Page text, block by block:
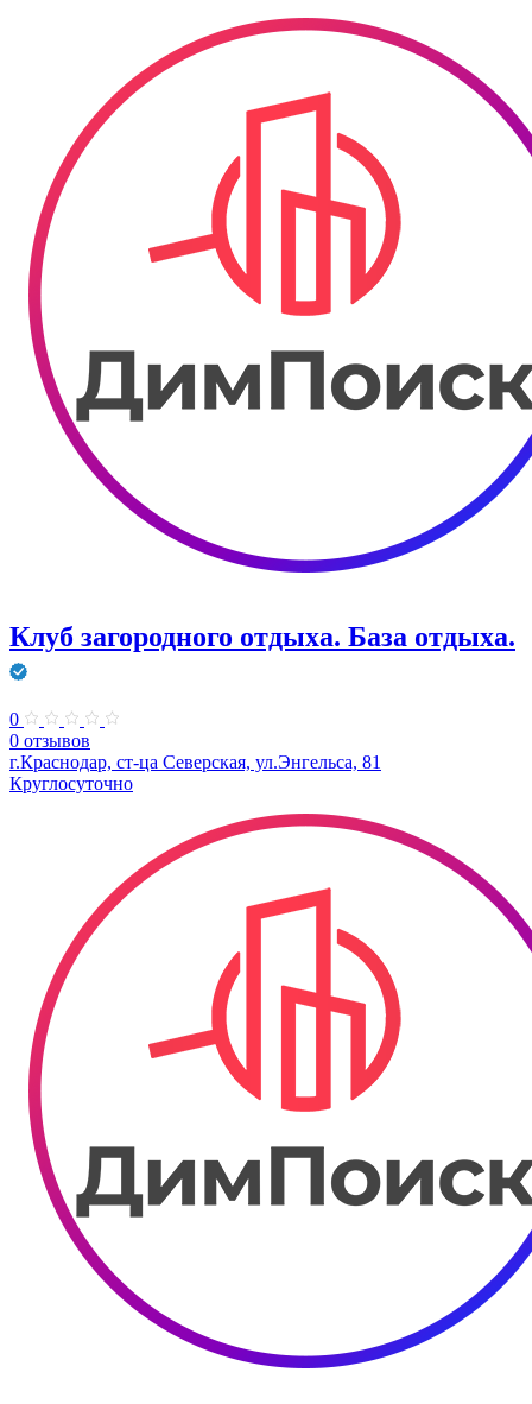
Клуб загородного отдыха. ​База отдыха.
0
0 отзывов
г.Краснодар, ст-ца Северская, ул.Энгельса, 81
Круглосуточно